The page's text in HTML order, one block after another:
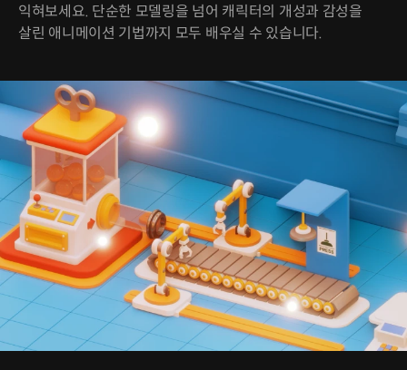
익혀보세요. 단순한 모델링을 넘어 캐릭터의 개성과 감성을
살린 애니메이션 기법까지 모두 배우실 수 있습니다.